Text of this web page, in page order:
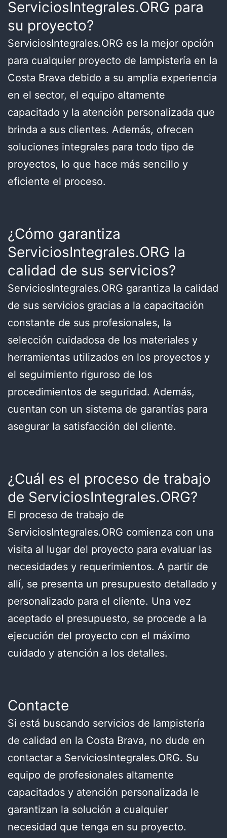
ServiciosIntegrales.ORG para
su proyecto?
ServiciosIntegrales.ORG es la mejor opción
para cualquier proyecto de lampistería en la
Costa Brava debido a su amplia experiencia
en el sector, el equipo altamente
capacitado y la atención personalizada que
brinda a sus clientes. Además, ofrecen
soluciones integrales para todo tipo de
proyectos, lo que hace más sencillo y
eficiente el proceso.
¿Cómo garantiza
ServiciosIntegrales.ORG la
calidad de sus servicios?
ServiciosIntegrales.ORG garantiza la calidad
de sus servicios gracias a la capacitación
constante de sus profesionales, la
selección cuidadosa de los materiales y
herramientas utilizados en los proyectos y
el seguimiento riguroso de los
procedimientos de seguridad. Además,
cuentan con un sistema de garantías para
asegurar la satisfacción del cliente.
¿Cuál es el proceso de trabajo
de ServiciosIntegrales.ORG?
El proceso de trabajo de
ServiciosIntegrales.ORG comienza con una
visita al lugar del proyecto para evaluar las
necesidades y requerimientos. A partir de
allí, se presenta un presupuesto detallado y
personalizado para el cliente. Una vez
aceptado el presupuesto, se procede a la
ejecución del proyecto con el máximo
cuidado y atención a los detalles.
Contacte
Si está buscando servicios de lampistería
de calidad en la Costa Brava, no dude en
contactar a ServiciosIntegrales.ORG. Su
equipo de profesionales altamente
capacitados y atención personalizada le
garantizan la solución a cualquier
necesidad que tenga en su proyecto.